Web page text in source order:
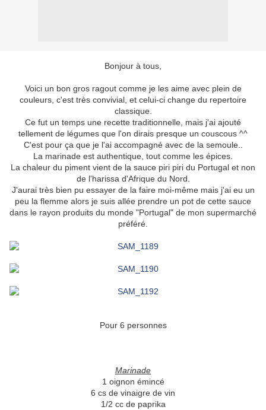
Bonjour à tous,
Voici un bon gros ragout comme je les aime avec plein de
couleurs, c'est très convivial, et celui-ci change du repertoire
classique.
Ce fut un temps une recette traditionnelle, mais j'ai ajouté
tellement de légumes que l'on dirais presque un couscous ^^
C'est pour ça que je l'ai accompagné avec de la semoule..
La marinade est authentique, tout comme les épices.
La chaleur du piment vient de la sauce piri piri du Portugal et non
de l'harissa d'Afrique du Nord.
J'aurai très bien pu essayer de la faire moi-même mais j'ai eu un
peu la flemme alors je suis allée prendre un pot de cette sauce
dans le rayon produits du monde "Portugal" de mon supermarché
préféré.
Pour 6 personnes
Marinade
1 oignon émincé
6 cs de vinaigre de vin
1/2 cc de paprika